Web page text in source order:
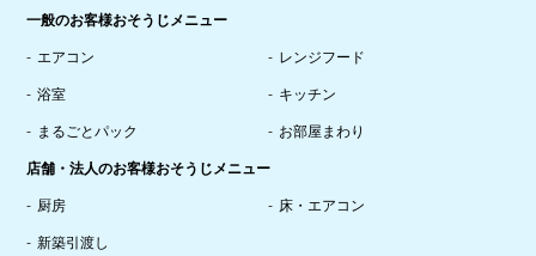
一般のお客様おそうじメニュー
エアコン レンジフード
浴室 キッチン
まるごとパック お部屋まわり
店舗・法人のお客様おそうじメニュー
厨房 床・エアコン
新築引渡し